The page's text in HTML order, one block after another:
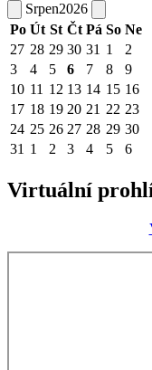
Srpen2026
Po Út St Čt Pá So Ne
27 28 29 30 31 1
2
3
4 5 6 7 8
9
10 11 12 13 14 15 16
17 18 19 20 21 22 23
24 25 26 27 28 29 30
31 1 2 3 4 5 6
Virtuální